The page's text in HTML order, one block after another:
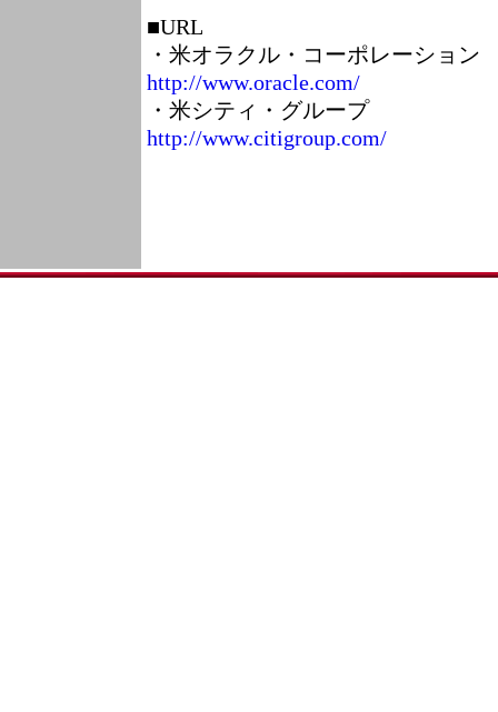
■URL
・米オラクル・コーポレーション
http://www.oracle.com/
・米シティ・グループ
http://www.citigroup.com/